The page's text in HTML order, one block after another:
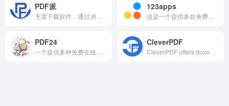
PDF派 123apps
PDF24 CleverPDF